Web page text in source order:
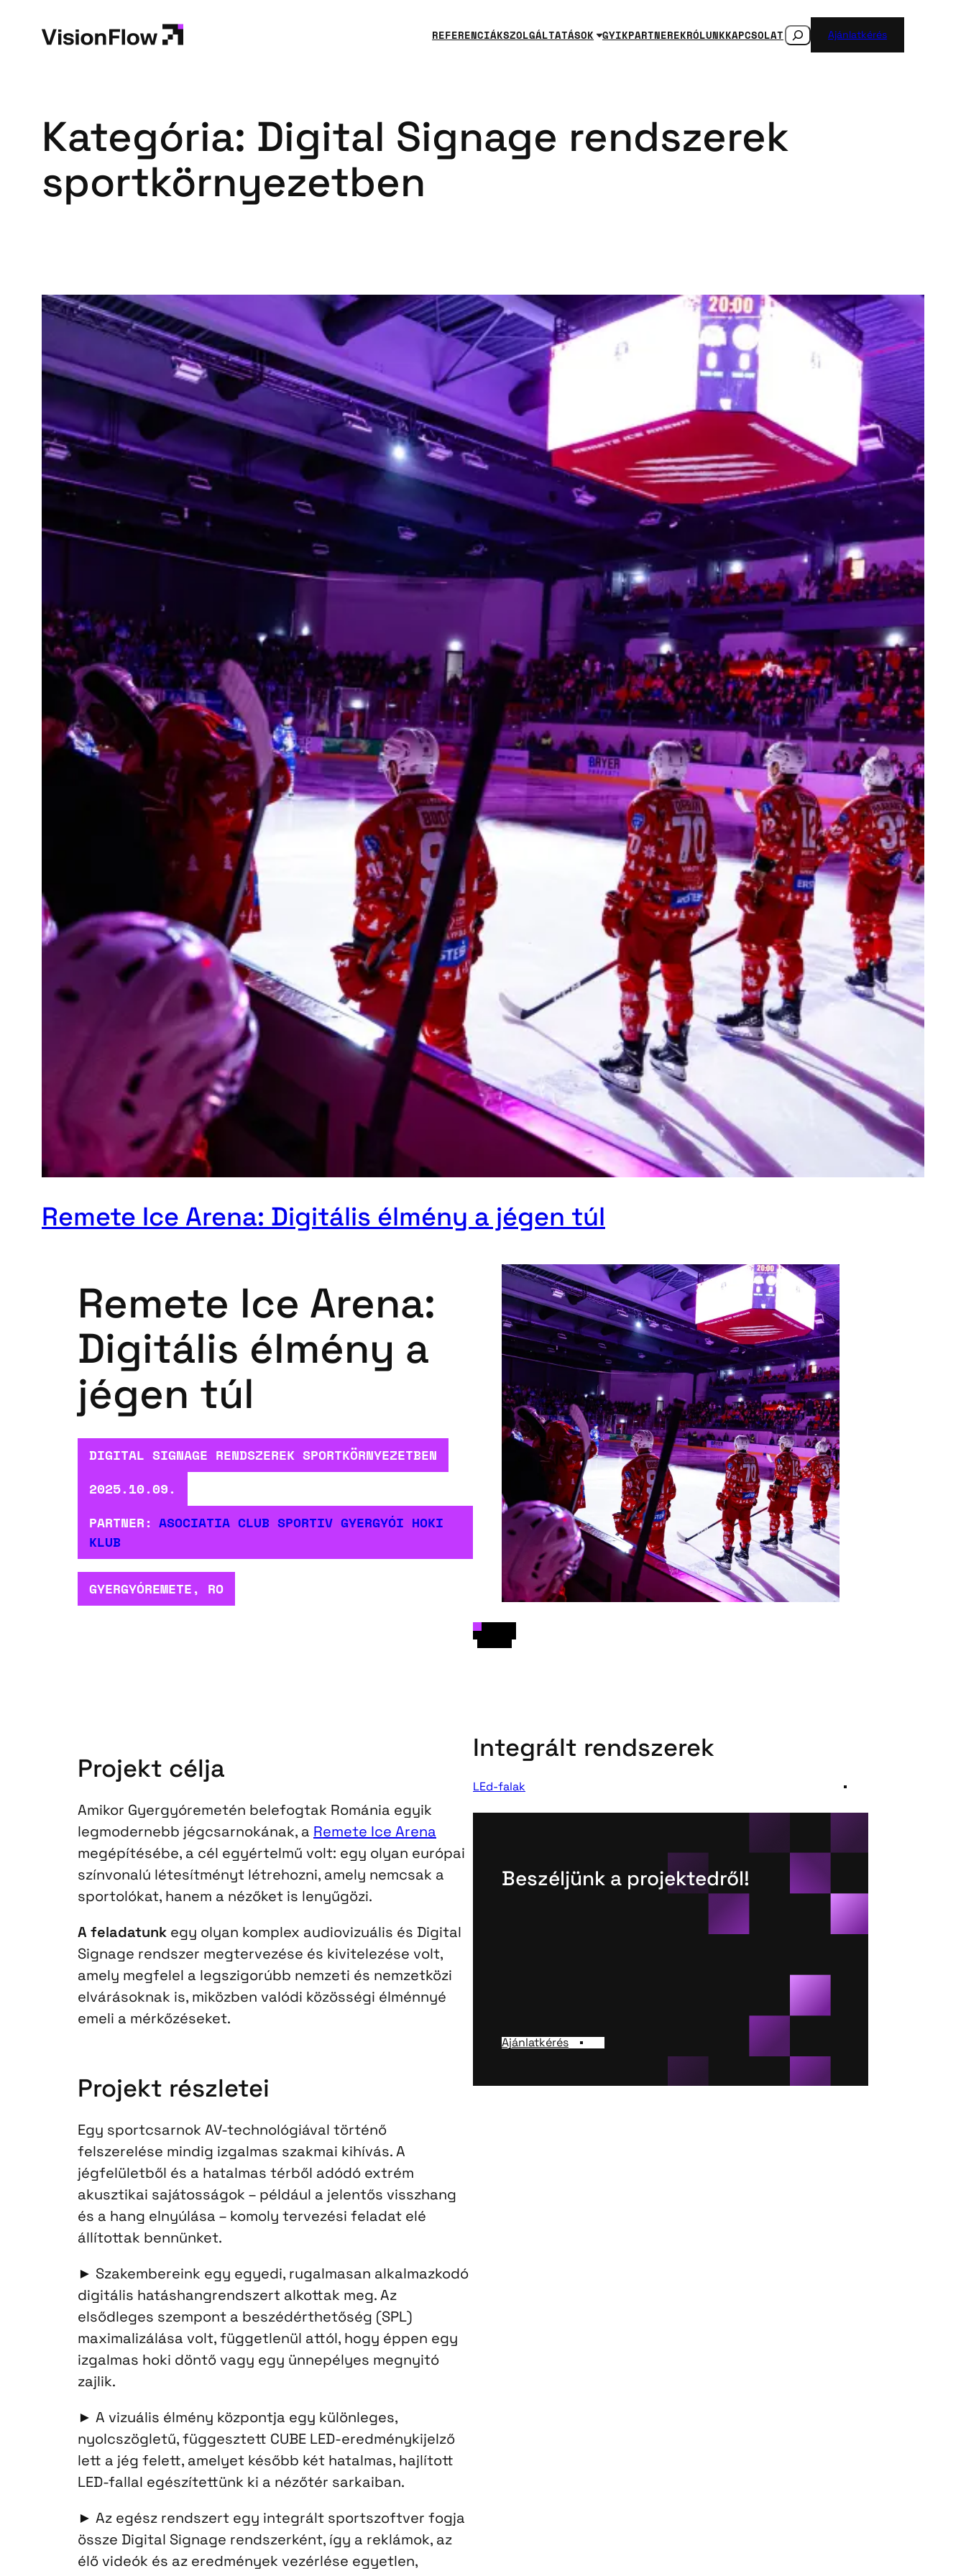
tartalomhoz
REFERENCIÁKSZOLGÁLTATÁSOK GYIKPARTNEREKRÓLUNKKAPCSOLATSEARCH Ajánlatkérés
Kategória: Digital Signage rendszerek
sportkörnyezetben
Remete Ice Arena: Digitális élmény a jégen túl
Remete Ice Arena:
Digitális élmény a
jégen túl
DIGITAL SIGNAGE RENDSZEREK SPORTKÖRNYEZETBEN
2025.10.09.
PARTNER: ASOCIATIA CLUB SPORTIV GYERGYÓI HOKI
KLUB
GYERGYÓREMETE, RO
Projekt célja
Amikor Gyergyóremetén belefogtak Románia egyik
legmodernebb jégcsarnokának, a Remete Ice Arena
megépítésébe, a cél egyértelmű volt: egy olyan európai
színvonalú létesítményt létrehozni, amely nemcsak a
sportolókat, hanem a nézőket is lenyűgözi.
A feladatunk egy olyan komplex audiovizuális és Digital
Signage rendszer megtervezése és kivitelezése volt,
amely megfelel a legszigorúbb nemzeti és nemzetközi
elvárásoknak is, miközben valódi közösségi élménnyé
emeli a mérkőzéseket.
Projekt részletei
Egy sportcsarnok AV-technológiával történő
felszerelése mindig izgalmas szakmai kihívás. A
jégfelületből és a hatalmas térből adódó extrém
akusztikai sajátosságok – például a jelentős visszhang
és a hang elnyúlása – komoly tervezési feladat elé
állítottak bennünket.
► Szakembereink egy egyedi, rugalmasan alkalmazkodó
digitális hatáshangrendszert alkottak meg. Az
elsődleges szempont a beszédérthetőség (SPL)
maximalizálása volt, függetlenül attól, hogy éppen egy
izgalmas hoki döntő vagy egy ünnepélyes megnyitó
zajlik.
► A vizuális élmény központja egy különleges,
nyolcszögletű, függesztett CUBE LED-eredménykijelző
lett a jég felett, amelyet később két hatalmas, hajlított
LED-fallal egészítettünk ki a nézőtér sarkaiban.
► Az egész rendszert egy integrált sportszoftver fogja
össze Digital Signage rendszerként, így a reklámok, az
élő videók és az eredmények vezérlése egyetlen,
Integrált rendszerek
LEd-falak
Beszéljünk a projektedről!
Ajánlatkérés